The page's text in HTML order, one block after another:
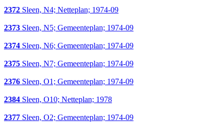
2372 Sleen, N4; Netteplan; 1974-09
2373 Sleen, N5; Gemeenteplan; 1974-09
2374 Sleen, N6; Gemeenteplan; 1974-09
2375 Sleen, N7; Gemeenteplan; 1974-09
2376 Sleen, O1; Gemeenteplan; 1974-09
2384 Sleen, O10; Netteplan; 1978
2377 Sleen, O2; Gemeenteplan; 1974-09